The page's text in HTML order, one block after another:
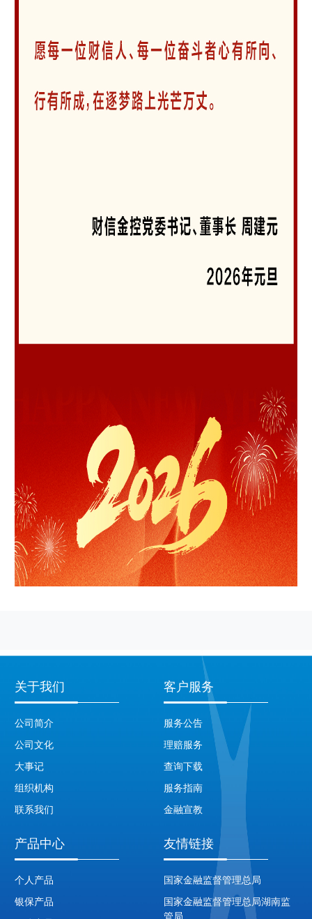
关于我们
公司简介
公司文化
大事记
组织机构
联系我们
客户服务
服务公告
理赔服务
查询下载
服务指南
金融宣教
产品中心
个人产品
银保产品
友情链接
国家金融监督管理总局
国家金融监督管理总局湖南监
管局